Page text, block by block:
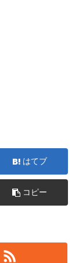
はてブ
コピー